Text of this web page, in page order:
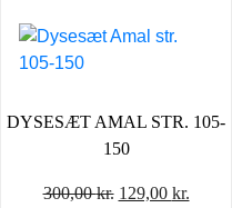
DYSESÆT AMAL STR. 105-
150
300,00kr. Den
129,00 kr.